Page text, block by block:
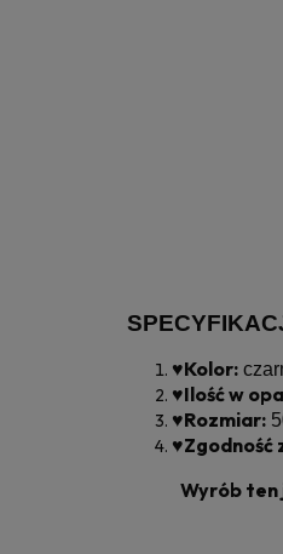
♥️Kolor:
♥️Ilość w
♥️Rozmiar:
♥️Zgodność
Wyrób ten